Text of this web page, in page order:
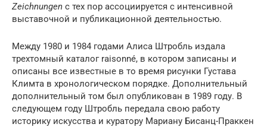
Zeichnungen с тех пор ассоциируется с интенсивной
выставочной и публикационной деятельностью.
Между 1980 и 1984 годами Алиса Штробль издала
трехтомный каталог raisonné, в котором записаны и
описаны все известные в то время рисунки Густава
Климта в хронологическом порядке. Дополнительный
дополнительный том был опубликован в 1989 году. В
следующем году Штробль передала свою работу
историку искусства и куратору Мариану Бисанц-Праккен